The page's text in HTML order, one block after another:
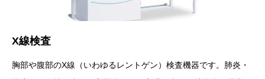
X線検査
胸部や腹部のX線（いわゆるレントゲン）検査機器です。肺炎・